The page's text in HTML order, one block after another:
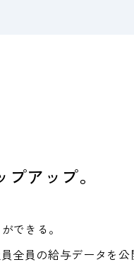
アップ。
できる。
全員の給与データを公